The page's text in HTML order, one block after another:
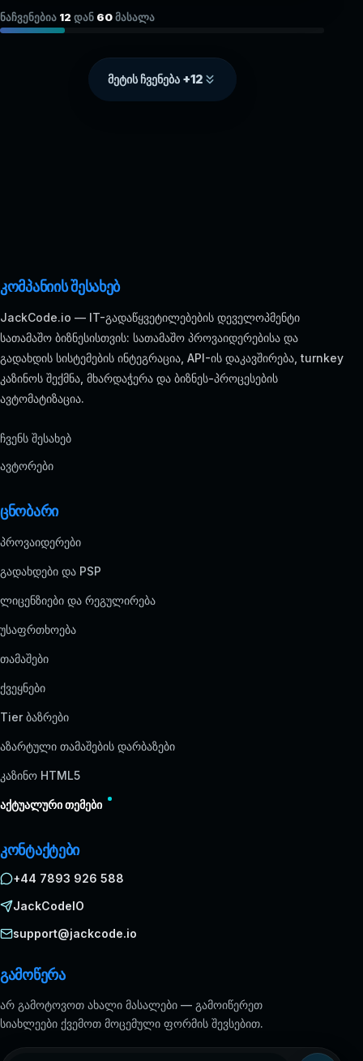
ნაჩვენებია 12 დან 60მასალა
მეტის ჩვენება +12
კომპანიის შესახებ
JackCode.io — IT-გადაწყვეტილებების დეველოპმენტი
სათამაშო ბიზნესისთვის: სათამაშო პროვაიდერებისა და
გადახდის სისტემების ინტეგრაცია, API-ის დაკავშირება, turnkey
კაზინოს შექმნა, მხარდაჭერა და ბიზნეს-პროცესების
ავტომატიზაცია.
ჩვენს შესახებ
ავტორები
ცნობარი
პროვაიდერები
გადახდები და PSP
ლიცენზიები და რეგულირება
უსაფრთხოება
თამაშები
ქვეყნები
Tier ბაზრები
აზარტული თამაშების დარბაზები
კაზინო HTML5
აქტუალური თემები
კონტაქტები
+44 7893 926 588
JackCodeIO
support@jackcode.io
გამოწერა
არ გამოტოვოთ ახალი მასალები — გამოიწერეთ
სიახლეები ქვემოთ მოცემული ფორმის შევსებით.